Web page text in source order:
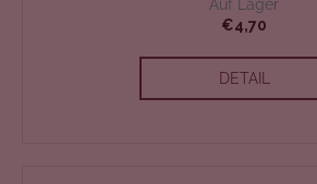
Auf Lager
€4,70
DETAIL